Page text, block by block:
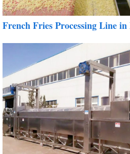
French Fries Processing Line